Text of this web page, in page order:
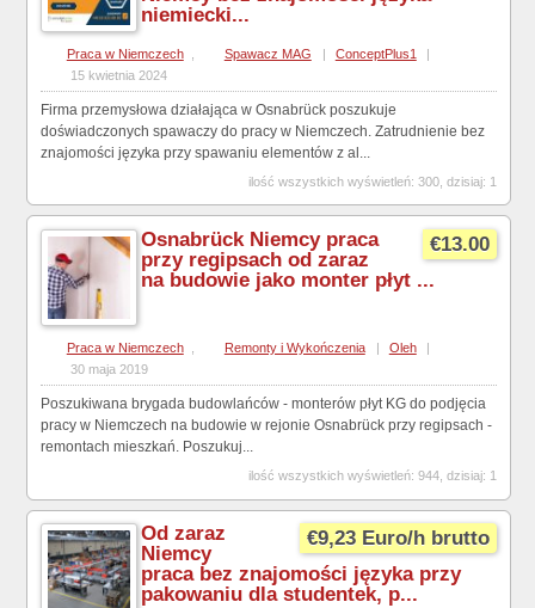
niemiecki...
Praca w Niemczech Spawacz MAG | ConceptPlus1
|
15 kwietnia 2024
Firma przemysłowa działająca w Osnabrück poszukuje
doświadczonych spawaczy do pracy w Niemczech. Zatrudnienie bez
znajomości języka przy spawaniu elementów z al...
ilość wszystkich wyświetleń: 300, dzisiaj: 1
€13.00
Osnabrück Niemcy praca
przy regipsach od zaraz
na budowie jako monter płyt ...
Praca w Niemczech , Remonty i Wykończenia Oleh
30 maja 2019
Poszukiwana brygada budowlańców - monterów płyt KG do podjęcia
pracy w Niemczech na budowie w rejonie Osnabrück przy regipsach -
remontach mieszkań. Poszukuj...
ilość wszystkich wyświetleń: 944, dzisiaj: 1
€9,23 Euro/h brutto
Od zaraz
Niemcy
praca bez znajomości języka przy
pakowaniu dla studentek, p...